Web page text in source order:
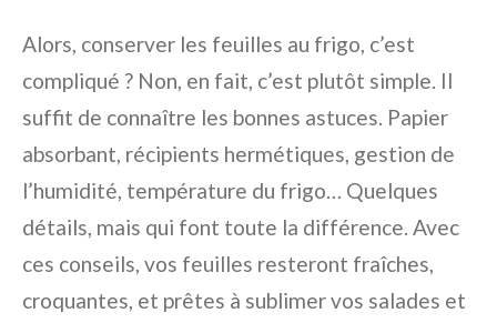
Alors, conserver les feuilles au frigo, c’est
compliqué ? Non, en fait, c’est plutôt simple. Il
suffit de connaître les bonnes astuces. Papier
absorbant, récipients hermétiques, gestion de
l’humidité, température du frigo… Quelques
détails, mais qui font toute la différence. Avec
ces conseils, vos feuilles resteront fraîches,
croquantes, et prêtes à sublimer vos salades et